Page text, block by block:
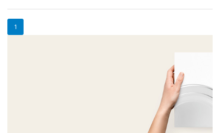
1